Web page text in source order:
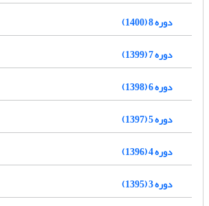
دوره 8 (1400)
دوره 7 (1399)
دوره 6 (1398)
دوره 5 (1397)
دوره 4 (1396)
دوره 3 (1395)